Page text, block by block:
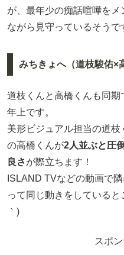
が、最年少の痴話喧嘩を
ながら見守っているそうで
みちきょへ（道枝駿佑×
道枝くんと高橋くんも同
年上です。
美形ビジュアル担当の道
の高橋くんが2人並ぶと圧
良さが際立ちます！
ISLAND TVなどの動画で
って同じ動きをしていると
｀)
スポ